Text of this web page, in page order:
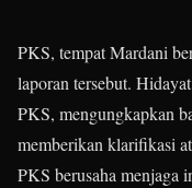
PKS, tempat Mardani
laporan tersebut.
PKS, mengungkapkan
memberikan klarifikasi
PKS berusaha menjaga